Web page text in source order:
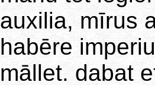
auxilia, mīrus
habēre
māllet. dabat